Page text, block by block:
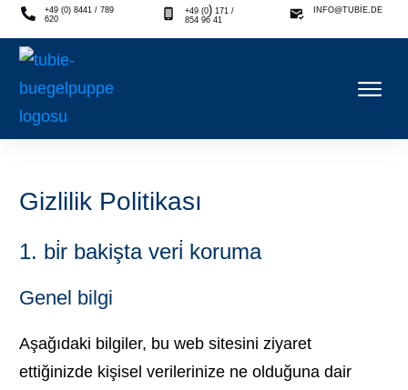
+49 (0) 8441 / 789
620
+49 (0)171 /
854 96 41
INFO@TUBIE.DE
Gizlilik Politikası
1. bi̇r bakişta veri̇ koruma
Genel bilgi
Aşağıdaki bilgiler, bu web sitesini ziyaret
ettiğinizde kişisel verilerinize ne olduğuna dair